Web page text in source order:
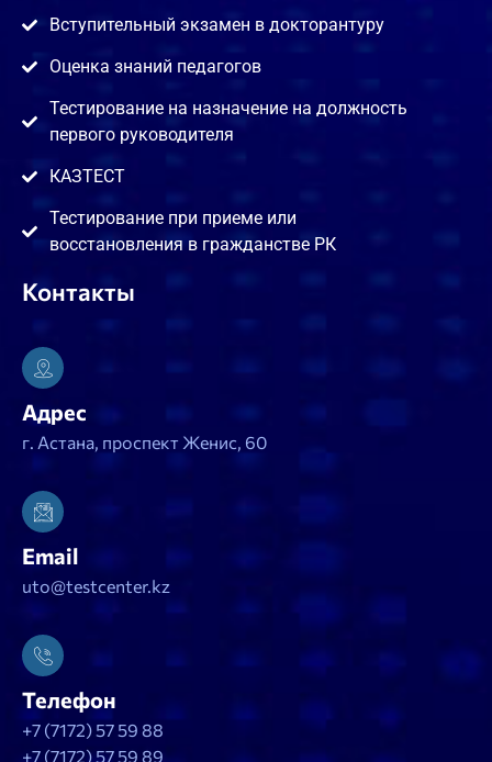
Вступительный экзамен в докторантуру
Оценка знаний педагогов
Тестирование на назначение на должность
первого руководителя
КАЗТЕСТ
Тестирование при приеме или
восстановления в гражданстве РК
Контакты
Адрес
г. Астана, проспект Женис, 60
Email
uto@testcenter.kz
Телефон
+7 (7172) 57 59 88
+7 (7172) 57 59 89